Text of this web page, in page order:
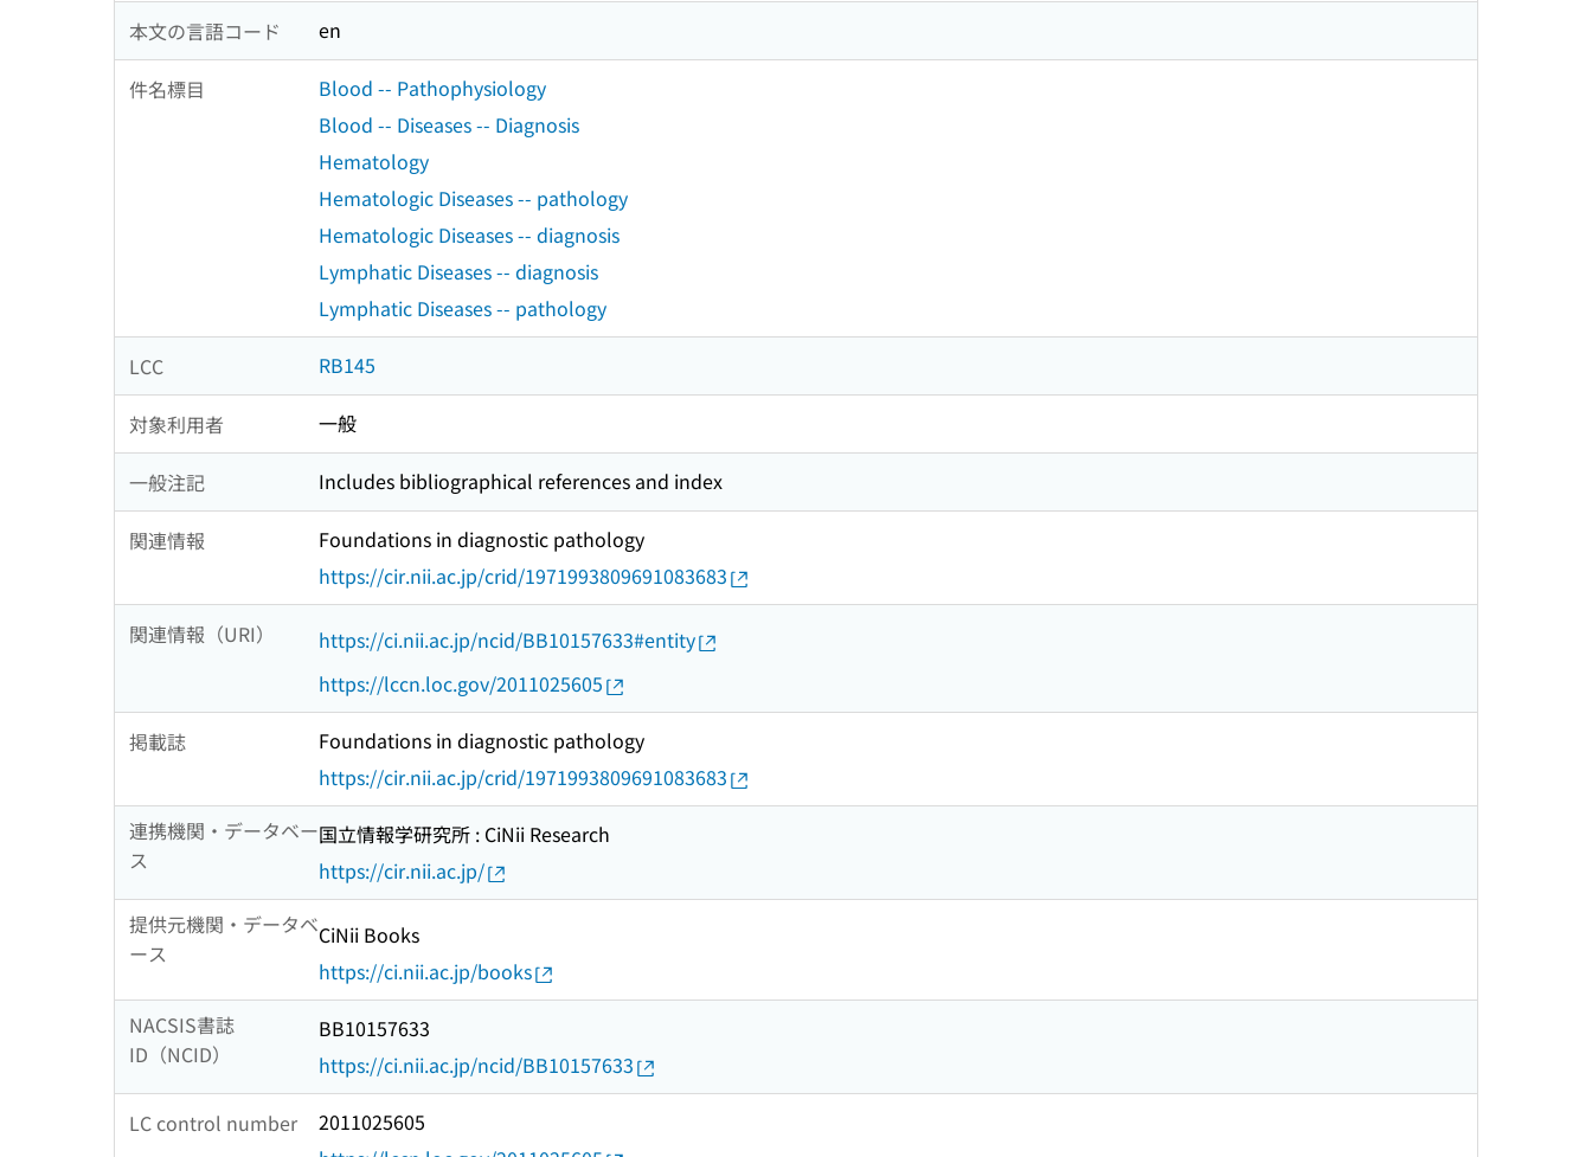
本文の言語コード en
件名標目
Blood -- Pathophysiology
Blood -- Diseases -- Diagnosis
Hematology
Hematologic Diseases -- pathology
Hematologic Diseases -- diagnosis
Lymphatic Diseases -- diagnosis
Lymphatic Diseases -- pathology
LCC RB145
対象利用者 一般
一般注記 Includes bibliographical references and index
関連情報
Foundations in diagnostic pathology
https://cir.nii.ac.jp/crid/1971993809691083683
関連情報（URI）
https://ci.nii.ac.jp/ncid/BB10157633#entity
https://lccn.loc.gov/2011025605
掲載誌
Foundations in diagnostic pathology
https://cir.nii.ac.jp/crid/1971993809691083683
連携機関・データベー
ス
国立情報学研究所 : CiNii Research
https://cir.nii.ac.jp/
提供元機関・データベ
ース
CiNii Books
https://ci.nii.ac.jp/books
NACSIS書誌
ID（NCID）
BB10157633
https://ci.nii.ac.jp/ncid/BB10157633
LC control number
2011025605